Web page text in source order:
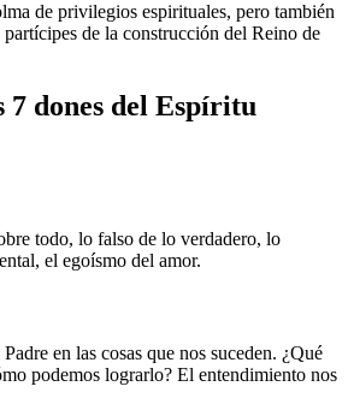
de privilegios espirituales, pero también
partícipes de la construcción del Reino de
7 dones del Espíritu
todo, lo falso de lo verdadero, lo
el egoísmo del amor.
en las cosas que nos suceden. ¿Qué
podemos lograrlo? El entendimiento nos